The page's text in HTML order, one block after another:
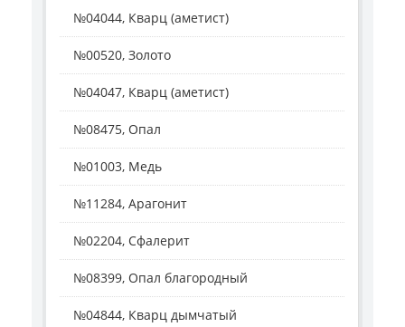
№04044, Кварц (аметист)
№00520, Золото
№04047, Кварц (аметист)
№08475, Опал
№01003, Медь
№11284, Арагонит
№02204, Сфалерит
№08399, Опал благородный
№04844, Кварц дымчатый